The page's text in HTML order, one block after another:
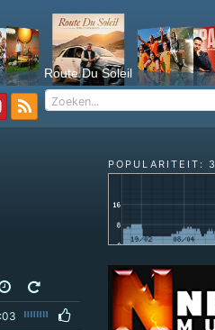
Route Du Soleil
POPULARITEIT: 3